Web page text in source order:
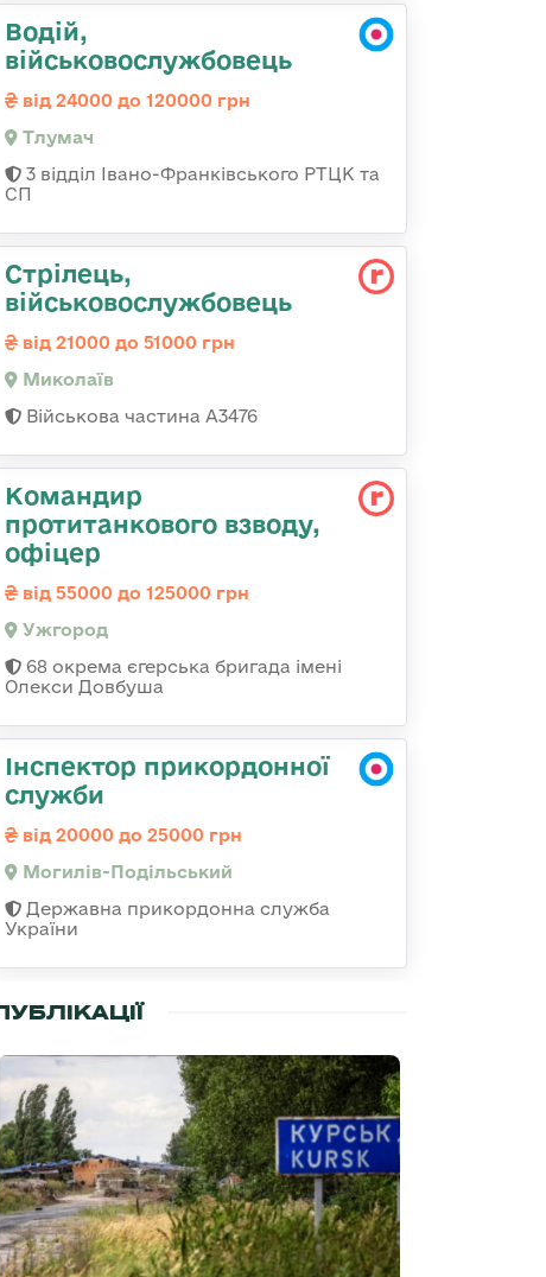
Водій,
військовослужбовець
від 24000 до 120000 грн
Тлумач
3 відділ Івано-Франківського РТЦК та
СП
Стрілець,
військовослужбовець
від 21000 до 51000 грн
Миколаїв
Військова частина А3476
Командир
протитанкового взводу,
офіцер
від 55000 до 125000 грн
Ужгород
68 окрема єгерська бригада імені
Олекси Довбуша
Інспектор прикордонної
служби
від 20000 до 25000 грн
Могилів-Подільський
Державна прикордонна служба
України